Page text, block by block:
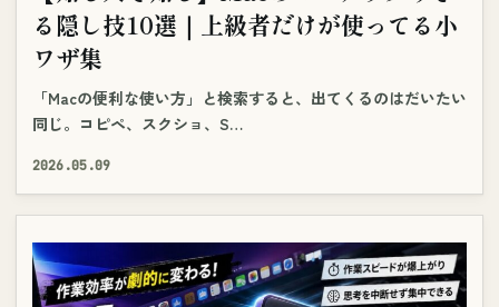
る隠し技10選｜上級者だけが使ってる小
ワザ集
「Macの便利な使い方」と検索すると、出てくるのはだいたい
同じ。コピペ、スクショ、S…
2026.05.09